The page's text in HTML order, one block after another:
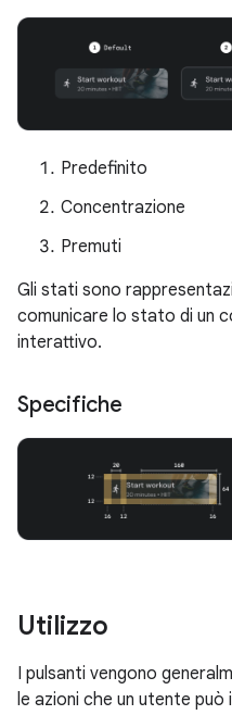
Predefinito
Concentrazione
Premuti
Gli stati sono
comunicare lo stato di un
interattivo.
Specifiche
Utilizzo
I pulsanti vengono
le azioni che un utente